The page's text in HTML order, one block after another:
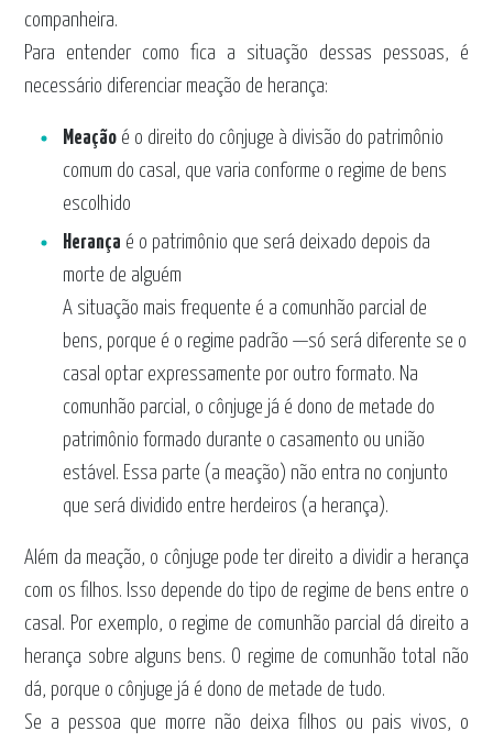
companheira.
Para entender como fica a situação dessas pessoas, é
necessário diferenciar meação de herança:
Meação é o direito do cônjuge à divisão do patrimônio
comum do casal, que varia conforme o regime de bens
escolhido
Herança é o patrimônio que será deixado depois da
morte de alguém
A situação mais frequente é a comunhão parcial de
bens, porque é o regime padrão —só será diferente se o
casal optar expressamente por outro formato. Na
comunhão parcial, o cônjuge já é dono de metade do
patrimônio formado durante o casamento ou união
estável. Essa parte (a meação) não entra no conjunto
que será dividido entre herdeiros (a herança).
Além da meação, o cônjuge pode ter direito a dividir a herança
com os filhos. Isso depende do tipo de regime de bens entre o
casal. Por exemplo, o regime de comunhão parcial dá direito a
herança sobre alguns bens. O regime de comunhão total não
dá, porque o cônjuge já é dono de metade de tudo.
Se a pessoa que morre não deixa filhos ou pais vivos, o